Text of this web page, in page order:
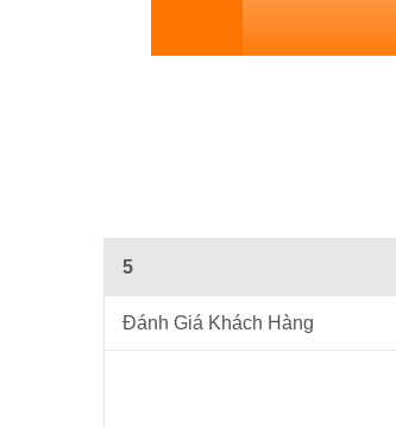
5
Đánh Giá Khách Hàng